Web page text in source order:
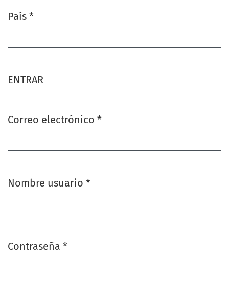
País *
ENTRAR
Correo electrónico *
Nombre usuario *
Contraseña *